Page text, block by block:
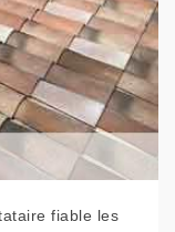
fiable les